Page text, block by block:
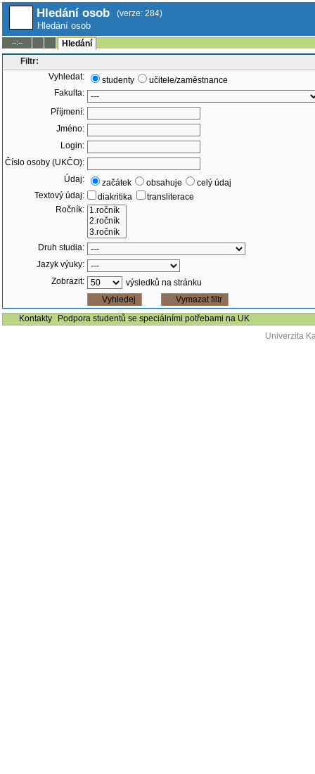
Hledání osob (verze: 284)
Hledání osob
--:--
Hledání
Filtr:
Vyhledat:
studenty
učitele/zaměstnance
Fakulta:
Příjmení:
Jméno:
Login:
Číslo osoby (UKČO):
Údaj:
začátek obsahuje
celý údaj
Textový údaj:
diakritika
transliterace
Ročník:
Druh studia:
Jazyk výuky:
Zobrazit:
výsledků na stránku
Kontakty
Podpora studentů se speciálními potřebami na UK
Univerzita